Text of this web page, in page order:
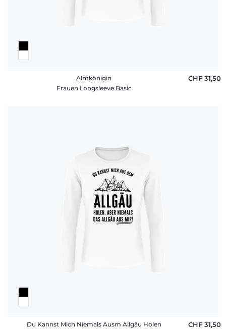
Almkönigin
Frauen Longsleeve Basic
CHF 31,50
Du Kannst Mich Niemals Ausm Allgäu Holen
CHF 31,50